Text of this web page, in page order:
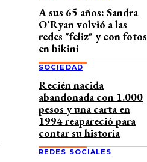
A sus 65 años: Sandra
O'Ryan volvió a las
redes "feliz" y con fotos
en bikini
SOCIEDAD
Recién nacida
abandonada con 1.000
pesos y una carta en
1994 reapareció para
contar su historia
REDES SOCIALES